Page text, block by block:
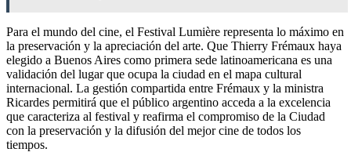
Para el mundo del cine, el Festival Lumière representa lo máximo en
la preservación y la apreciación del arte. Que Thierry Frémaux haya
elegido a Buenos Aires como primera sede latinoamericana es una
validación del lugar que ocupa la ciudad en el mapa cultural
internacional. La gestión compartida entre Frémaux y la ministra
Ricardes permitirá que el público argentino acceda a la excelencia
que caracteriza al festival y reafirma el compromiso de la Ciudad
con la preservación y la difusión del mejor cine de todos los
tiempos.